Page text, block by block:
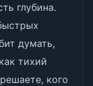
глубина.
думать,
тихий
кого